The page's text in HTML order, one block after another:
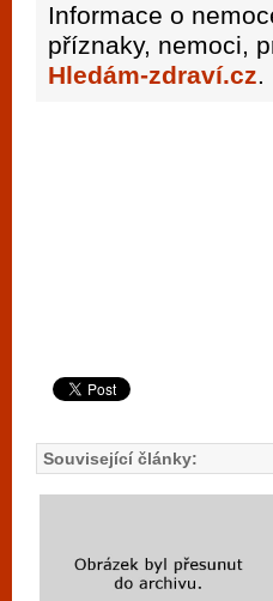
Informace o
příznaky, nemoci,
Hledám-zdraví.cz.
Související články: